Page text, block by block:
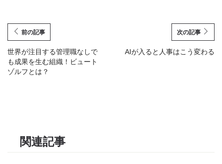
前の記事
世界が注目する管理職なしで
も成果を生む組織！ビュート
ゾルフとは？
次の記事
AIが入ると人事はこう変わる
関連記事